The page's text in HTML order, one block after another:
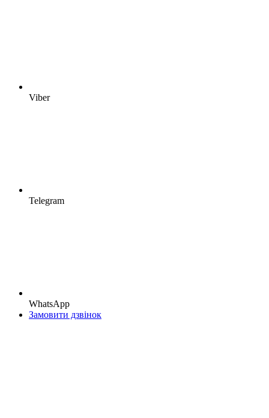
Viber
Telegram
WhatsApp
Замовити дзвінок